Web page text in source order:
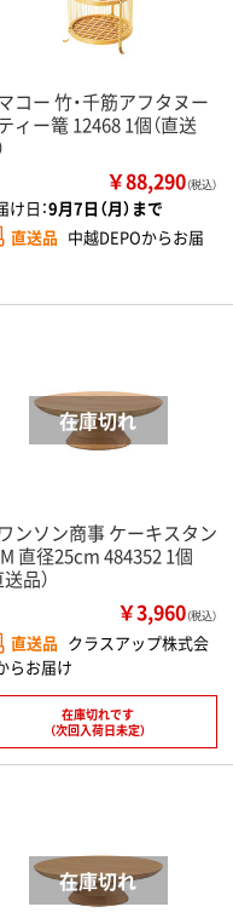
コー 竹・千筋アフタヌー
ィー篭 12468 1個（直送
￥88,290（税込）
け日：9月7日（月）まで
直送品 中越DEPOからお届
ンソン商事 ケーキスタン
M 直径25cm 484352 1個
送品）
￥3,960（税込）
直送品 クラスアップ株式会
らお届け
在庫切れです
（次回入荷日未定）